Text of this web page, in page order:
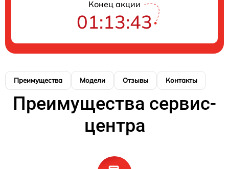
Конец акции
01:13:43
Преимущества Модели Отзывы Контакты
Преимущества сервис-
центра